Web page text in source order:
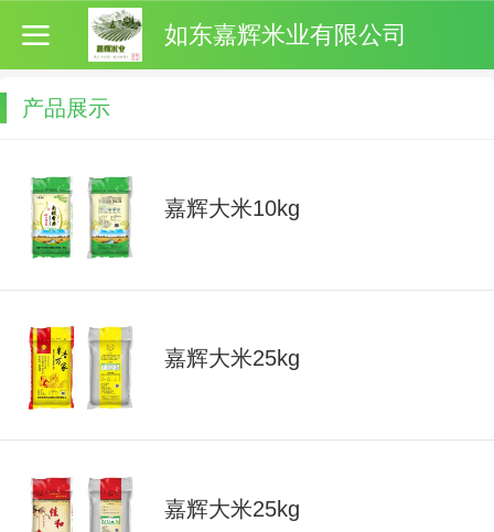
如东嘉辉米业有限公司
产品展示
嘉辉大米10kg
嘉辉大米25kg
嘉辉大米25kg